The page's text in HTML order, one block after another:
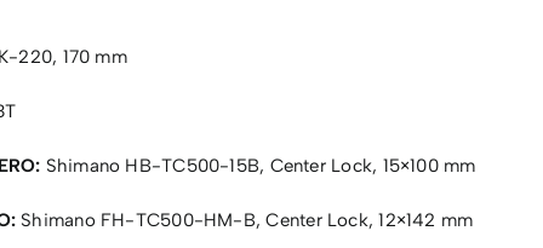
220, 170 mm
Shimano HB-TC500-15B, Center Lock, 15×100 mm
Shimano FH-TC500-HM-B, Center Lock, 12×142 mm